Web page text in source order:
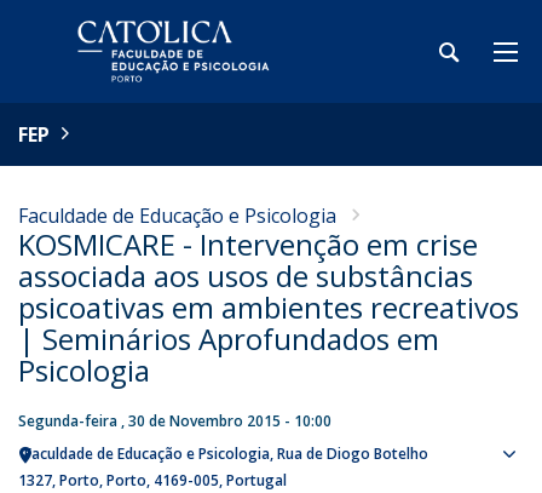
FEP
Faculdade de Educação e Psicologia
KOSMICARE - Intervenção em crise
associada aos usos de substâncias
psicoativas em ambientes recreativos
| Seminários Aprofundados em
Psicologia
Segunda-feira , 30 de Novembro 2015 - 10:00
Faculdade de Educação e Psicologia Rua de Diogo Botelho
1327 Porto Porto 4169-005 Portugal